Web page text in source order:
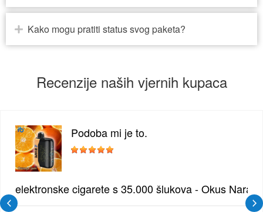
Kako mogu pratiti status svog paketa?
Recenzije naših vjernih kupaca
| Elegantna Voćna Kombinacija
Podoba mi je to.
elektronske cigarete s 35.000 šlukova - Okus